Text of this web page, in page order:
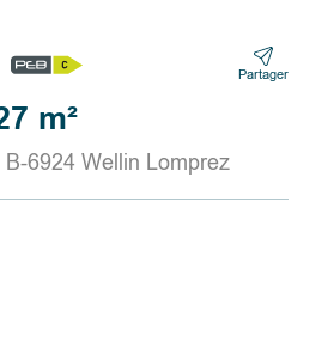
Partager
m²
6924 Wellin Lomprez